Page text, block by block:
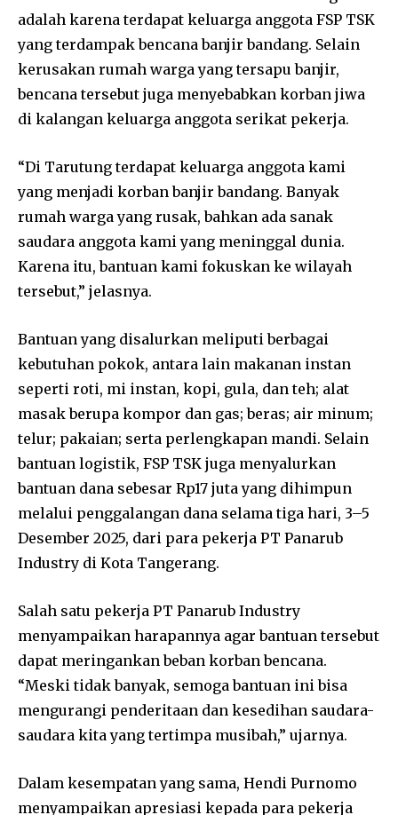
adalah karena terdapat keluarga anggota FSP TSK
yang terdampak bencana banjir bandang. Selain
kerusakan rumah warga yang tersapu banjir,
bencana tersebut juga menyebabkan korban jiwa
di kalangan keluarga anggota serikat pekerja.
“Di Tarutung terdapat keluarga anggota kami
yang menjadi korban banjir bandang. Banyak
rumah warga yang rusak, bahkan ada sanak
saudara anggota kami yang meninggal dunia.
Karena itu, bantuan kami fokuskan ke wilayah
tersebut,” jelasnya.
Bantuan yang disalurkan meliputi berbagai
kebutuhan pokok, antara lain makanan instan
seperti roti, mi instan, kopi, gula, dan teh; alat
masak berupa kompor dan gas; beras; air minum;
telur; pakaian; serta perlengkapan mandi. Selain
bantuan logistik, FSP TSK juga menyalurkan
bantuan dana sebesar Rp17 juta yang dihimpun
melalui penggalangan dana selama tiga hari, 3–5
Desember 2025, dari para pekerja PT Panarub
Industry di Kota Tangerang.
Salah satu pekerja PT Panarub Industry
menyampaikan harapannya agar bantuan tersebut
dapat meringankan beban korban bencana.
“Meski tidak banyak, semoga bantuan ini bisa
mengurangi penderitaan dan kesedihan saudara-
saudara kita yang tertimpa musibah,” ujarnya.
Dalam kesempatan yang sama, Hendi Purnomo
menyampaikan apresiasi kepada para pekerja